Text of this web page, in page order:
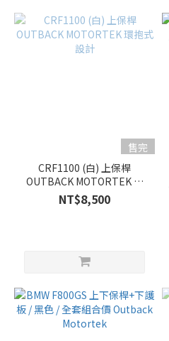
售完
CRF1100 (白) 上保桿
OUTBACK MOTORTEK 環
抱式設計
NT$8,500